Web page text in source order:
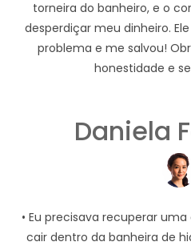
torneira do banheiro, e o
desperdiçar meu dinheiro.
problema e me salvou!
honestidade e
Daniela
• Eu precisava recuperar
cair dentro da banheira de